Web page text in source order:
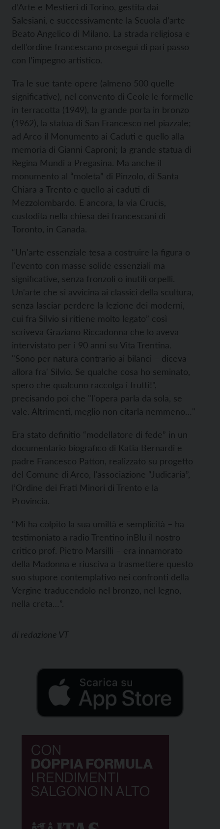
d’Arte e Mestieri di Torino, gestita dai
Salesiani, e successivamente la Scuola d’arte
Beato Angelico di Milano. La strada religiosa e
dell’ordine francescano proseguì di pari passo
con l’impegno artistico.
Tra le sue tante opere (almeno 500 quelle
significative), nel convento di Ceole le formelle
in terracotta (1949), la grande porta in bronzo
(1962), la statua di San Francesco nel piazzale;
ad Arco il Monumento ai Caduti e quello alla
memoria di Gianni Caproni; la grande statua di
Regina Mundi a Pregasina. Ma anche il
monumento al “moleta” di Pinzolo, di Santa
Chiara a Trento e quello ai caduti di
Mezzolombardo. E ancora, la via Crucis,
custodita nella chiesa dei francescani di
Toronto, in Canada.
“Un'arte essenziale tesa a costruire la figura o
l'evento con masse solide essenziali ma
significative, senza fronzoli o inutili orpelli.
Un'arte che si avvicina ai classici della scultura,
senza lasciar perdere la lezione dei moderni,
cui fra Silvio si ritiene molto legato” così
scriveva Graziano Riccadonna che lo aveva
intervistato per i 90 anni su Vita Trentina.
"Sono per natura contrario ai bilanci – diceva
allora fra' Silvio. Se qualche cosa ho seminato,
spero che qualcuno raccolga i frutti!",
precisando poi che "l'opera parla da sola, se
vale. Altrimenti, meglio non citarla nemmeno…"
Era stato definitio “modellatore di fede” in un
documentario biografico di Katia Bernardi e
padre Francesco Patton, realizzato su progetto
del Comune di Arco, l’associazione “Judicaria”,
l’Ordine dei Frati Minori di Trento e la
Provincia.
“Mi ha colpito la sua umiltà e semplicità – ha
testimoniato a radio Trentino inBlu il nostro
critico prof. Pietro Marsilli – era innamorato
della Madonna e riusciva a trasmettere questo
suo stupore contemplativo nei confronti della
Vergine traducendolo nel bronzo, nel legno,
nella creta…”.
di redazione VT